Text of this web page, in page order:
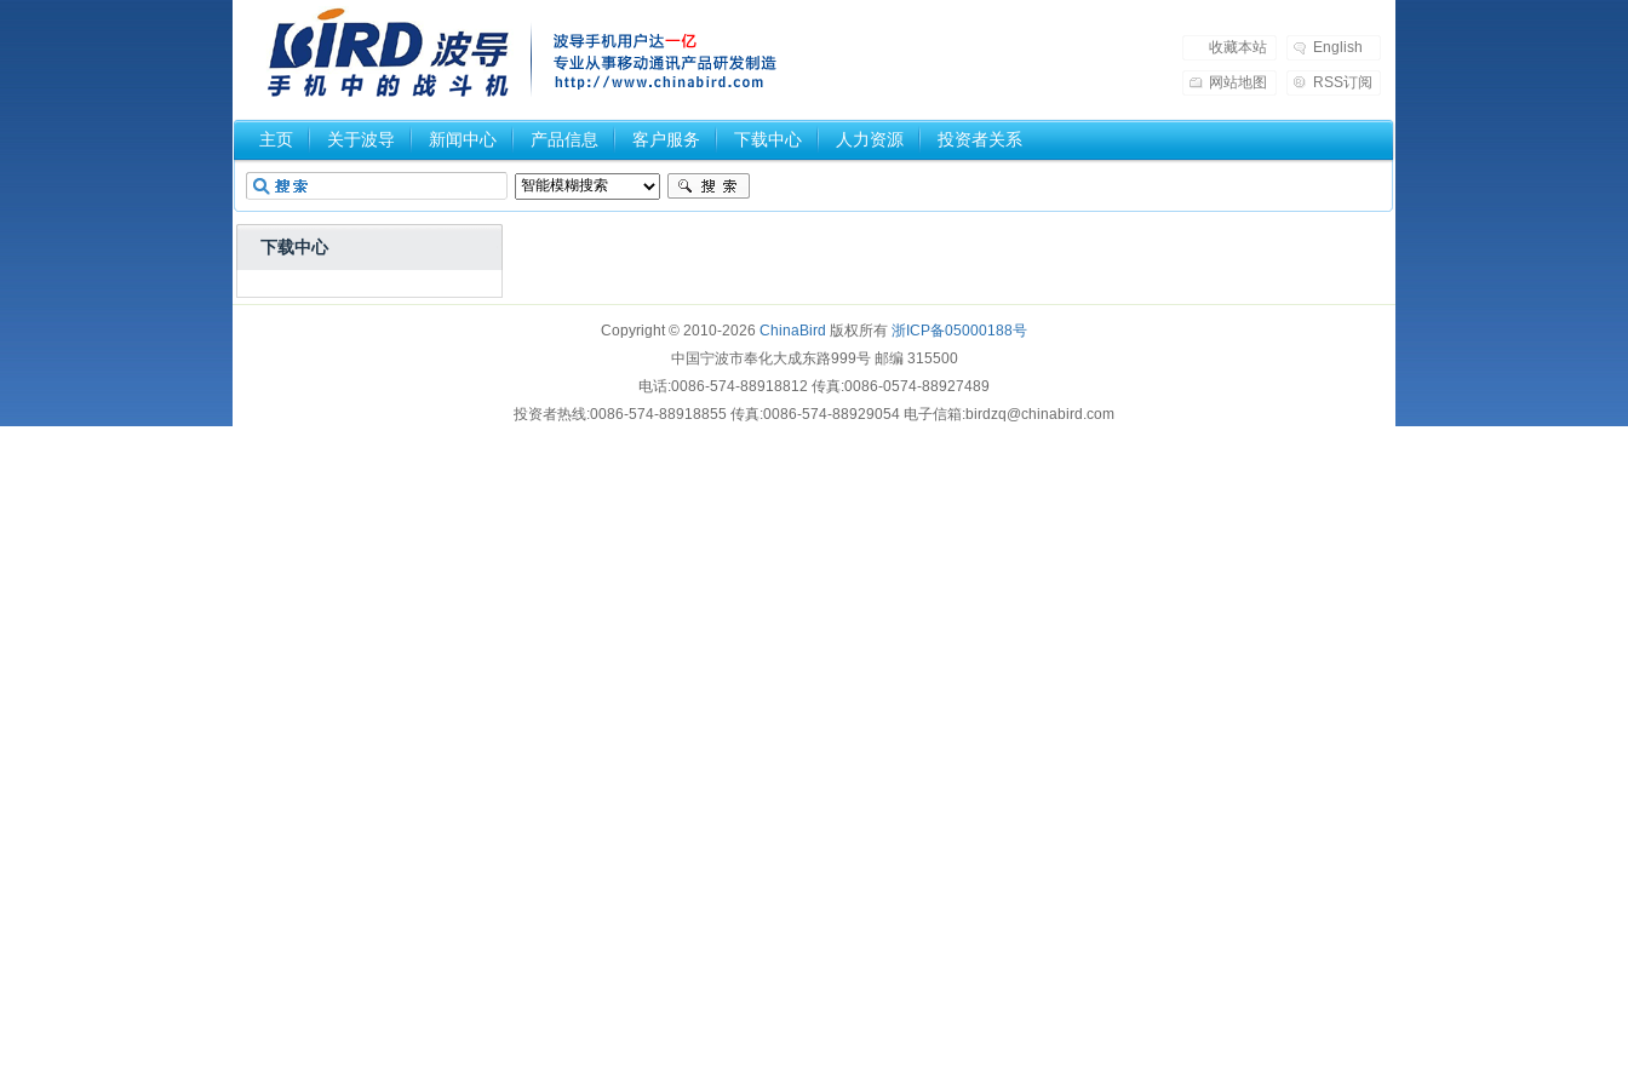
收藏本站 English
网站地图 RSS订阅
主页 关于波导 新闻中心 产品信息 客户服务 下载中心 人力资源 投资者关系
下载中心
Copyright © 2010-2026 ChinaBird 版权所有 浙ICP备05000188号
中国宁波市奉化大成东路999号 邮编 315500
电话:0086-574-88918812 传真:0086-0574-88927489
投资者热线:0086-574-88918855 传真:0086-574-88929054 电子信箱:birdzq@chinabird.com